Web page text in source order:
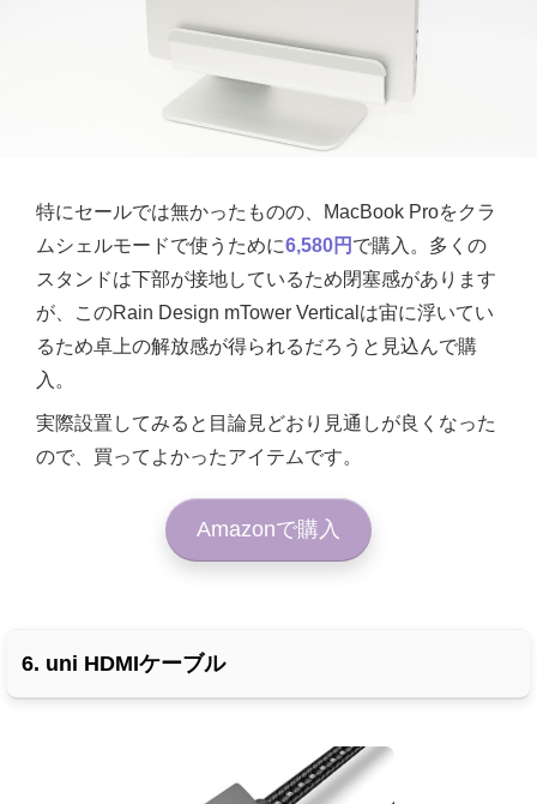
特にセールでは無かったものの、MacBook Proをクラ
ムシェルモードで使うために6,580円 で購入。多くの
スタンドは下部が接地しているため閉塞感があります
が、このRain Design mTower Verticalは宙に浮いてい
るため卓上の解放感が得られるだろうと見込んで購
入。
実際設置してみると目論見どおり見通しが良くなった
ので、買ってよかったアイテムです。
Amazonで購入
6. uni HDMIケーブル